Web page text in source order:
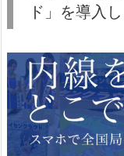
ド」を導入